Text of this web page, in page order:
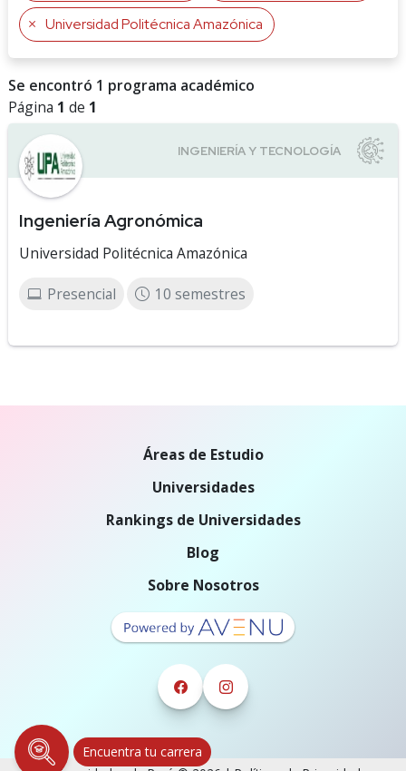
Universidad Politécnica Amazónica
Se encontró 1 programa académico
Página 1 de 1
Ingeniería Agronómica
Universidad Politécnica Amazónica
Presencial 10 semestres
Encuentra tu carrera
Áreas de Estudio
Universidades
Rankings de Universidades
Blog
Sobre Nosotros